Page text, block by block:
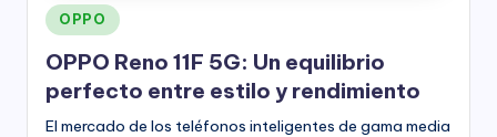
Publicado
en
OPPO
OPPO Reno 11F 5G: Un equilibrio
perfecto entre estilo y rendimiento
El mercado de los teléfonos inteligentes de gama media